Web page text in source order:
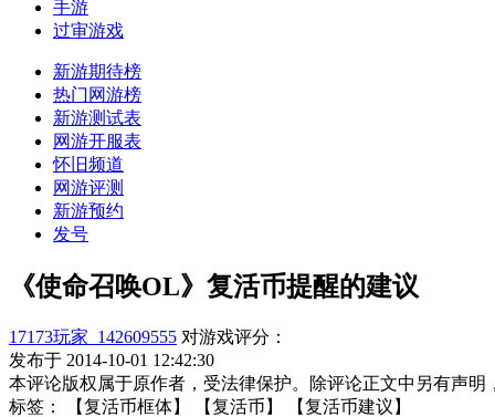
手游
过审游戏
新游期待榜
热门网游榜
新游测试表
网游开服表
怀旧频道
网游评测
新游预约
发号
《使命召唤OL》复活币提醒的建议
17173玩家_142609555 对游戏评分：
发布于 2014-10-01 12:42:30
本评论版权属于原作者，受法律保护。除评论正文中另有声
标签：
【复活币框体】 【复活币】
【复活币建议】